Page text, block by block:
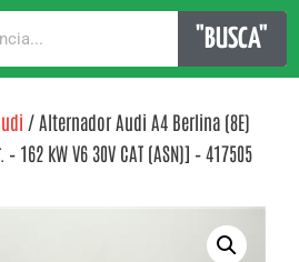
"BUSCA"
/ Alternador Audi A4 Berlina (8E)
162 kW V6 30V CAT (ASN)] – 417505